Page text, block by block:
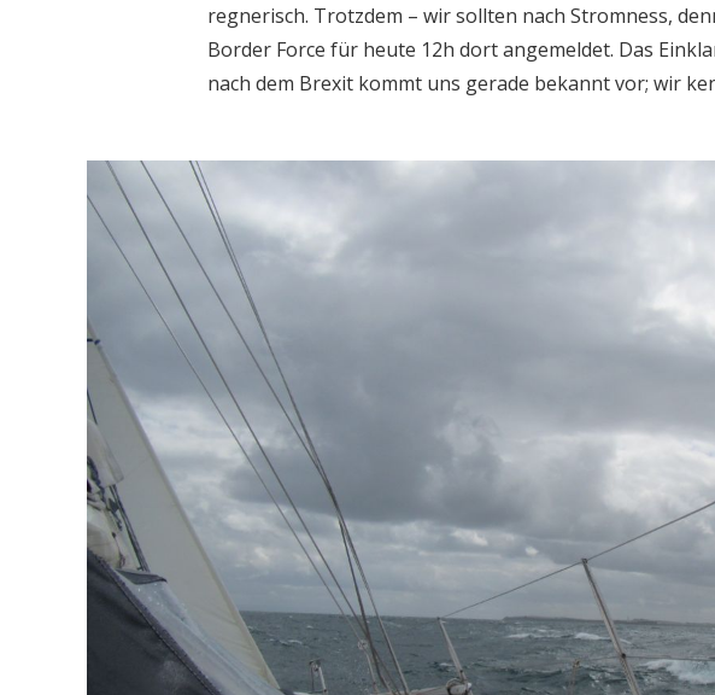
regnerisch. Trotzdem – wir sollten nach Stromness,
Border Force für heute 12h dort angemeldet. Das
nach dem Brexit kommt uns gerade bekannt vor; wir